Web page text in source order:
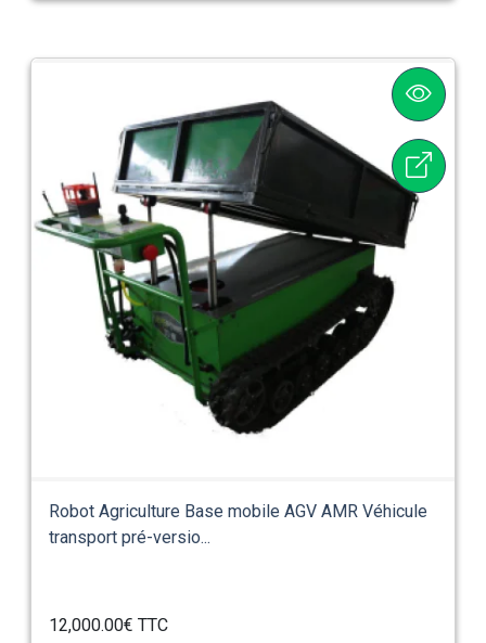
Robot Agriculture Base mobile AGV AMR Véhicule
transport pré-versio...
12,000.00€ TTC